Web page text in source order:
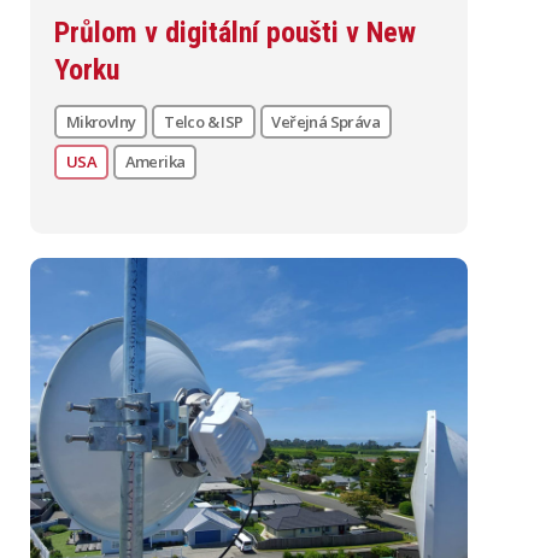
Průlom v digitální poušti v New
Yorku
Mikrovlny Telco & ISP
Veřejná Správa
USA
Amerika